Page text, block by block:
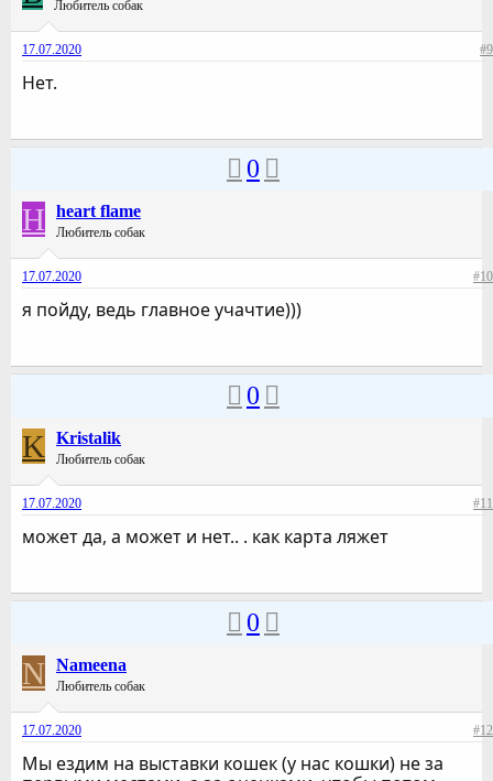
Любитель собак
17.07.2020 #9
Нет.
0
H heart flame
Любитель собак
17.07.2020 #10
я пойду, ведь главное учачтие)))
0
K Kristalik
Любитель собак
17.07.2020 #11
может да, а может и нет.. . как карта ляжет
0
N Nameena
Любитель собак
17.07.2020 #12
Мы ездим на выставки кошек (у нас кошки) не за